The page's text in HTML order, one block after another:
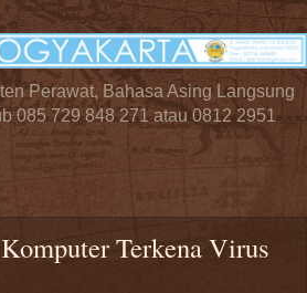
Perawat, Bahasa Asing Langsung
085 729 848 271 atau 0812 2951
Terkena Virus